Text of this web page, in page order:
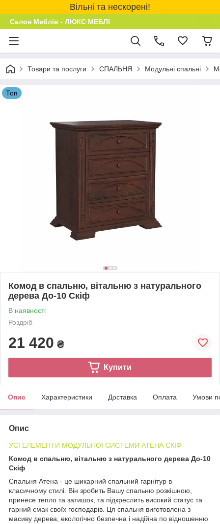
Вільні та нескорені!
Салон Меблів - ЛЮКС МЕБЛІ
Товари та послуги СПАЛЬНЯ Модульні спальні
Топ
Комод в спальню, вітальню з натурального
дерева До-10 Скіф
В наявності
Роздріб
21 420 ₴
Купити
Опис Характеристики Доставка Оплата Умови
Опис
УСІ ЕЛЕМЕНТИ МОДУЛЬНОЇ СИСТЕМИ АТЕНА СКІФ
Комод в спальню, вітальню з натурального дерева До-10
Скіф
Спальня Атена - це шикарний спальний гарнітур в
класичному стилі. Він зробить Вашу спальню розкішною,
принесе тепло та затишок, та підкреслить високий статус та
гарний смак своїх господарів. Ця спальня виготовлена з
масиву дерева, екологічно безпечна і надійна по відношенню